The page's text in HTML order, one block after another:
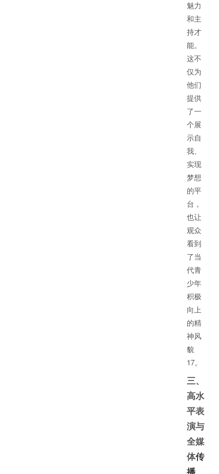
魅力
和主
持才
能。
这不
仅为
他们
提供
了一
个展
示自
我、
实现
梦想
的平
台，
也让
观众
看到
了当
代青
少年
积极
向上
的精
神风
貌
17。
三、
高水
平表
演与
全媒
体传
播